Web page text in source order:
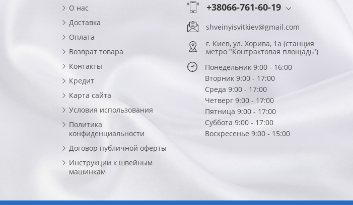
О нас
Доставка
Оплата
Возврат товара
Контакты
Кредит
Карта сайта
Условия использования
Политика
конфиденциальности
Договор публичной оферты
Инструкции к швейным
машинкам
+38066-761-60-19
shveinyisvitkiev@gmail.com
г. Киев, ул. Хорива, 1а (станция
метро "Контрактовая площадь")
Понедельник 9:00 - 16:00
Вторник 9:00 - 17:00
Среда 9:00 - 17:00
Четверг 9:00 - 17:00
Пятница 9:00 - 17:00
Суббота 9:00 - 17:00
Воскресенье 9:00 - 15:00